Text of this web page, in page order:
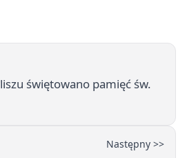
świętowano pamięć św.
Następny >>